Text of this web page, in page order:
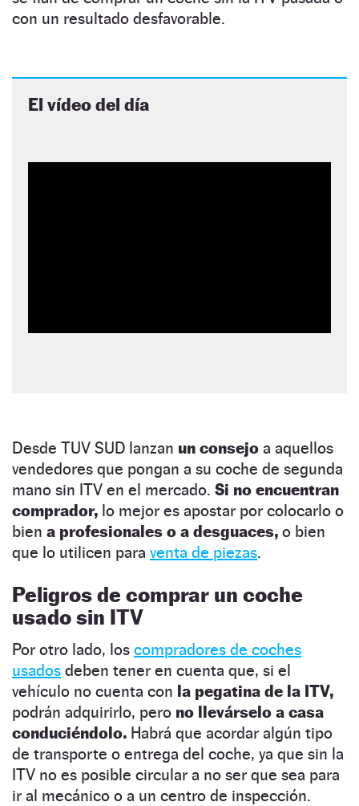
con un resultado desfavorable.
El vídeo del día
Desde TUV SUD lanzan un consejo a aquellos
vendedores que pongan a su coche de segunda
mano sin ITV en el mercado. Si no encuentran
comprador, lo mejor es apostar por colocarlo o
bien a profesionales o a desguaces, o bien
que lo utilicen para venta de piezas.
Peligros de comprar un coche
usado sin ITV
Por otro lado, los compradores de coches
usados deben tener en cuenta que, si el
vehículo no cuenta con la pegatina de la ITV,
podrán adquirirlo, pero no llevárselo a casa
conduciéndolo. Habrá que acordar algún tipo
de transporte o entrega del coche, ya que sin la
ITV no es posible circular a no ser que sea para
ir al mecánico o a un centro de inspección.